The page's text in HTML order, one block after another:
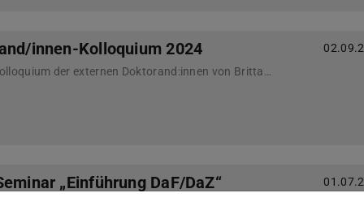
innen-Kolloquium 2024
Am 20.09. findet das Kolloquium der externen Doktorand:innen von Britta Hufeisen statt.
„Einführung DaF/DaZ“